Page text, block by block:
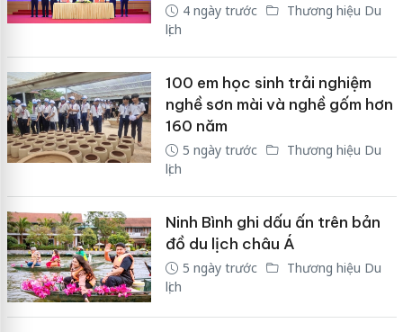
4 ngày trước
Thương hiệu Du
lịch
100 em học sinh trải nghiệm
nghề sơn mài và nghề gốm hơn
160 năm
5 ngày trước
Thương hiệu Du
lịch
Ninh Bình ghi dấu ấn trên bản
đồ du lịch châu Á
5 ngày trước
Thương hiệu Du
lịch